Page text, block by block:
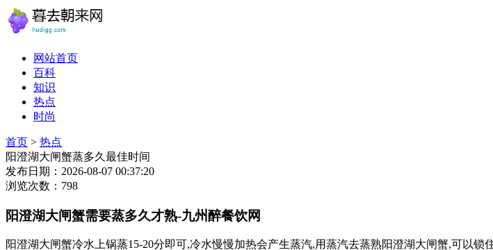
网站首页
百科
知识
热点
时尚
首页 > 热点
阳澄湖大闸蟹蒸多久最佳时间
发布日期：2026-08-07 00:37:20
浏览次数：798
阳澄湖大闸蟹需要蒸多久才熟-九州醉餐饮网
阳澄湖大闸蟹冷水上锅蒸15-20分即可,冷水慢慢加热会产生蒸汽,用蒸汽去蒸熟阳澄湖大闸蟹,可以